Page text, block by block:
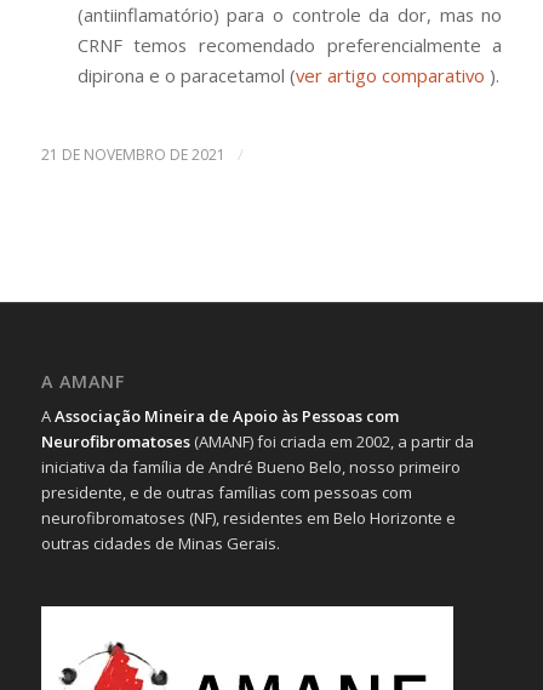
(antiinflamatório) para o controle da dor, mas no
CRNF temos recomendado preferencialmente a
dipirona e o paracetamol (ver artigo comparativo ).
21 DE NOVEMBRO DE 2021 /
A AMANF
AAssociação Mineira de Apoio às Pessoas com
Neurofibromatoses(AMANF) foi criada em 2002, a partir da
iniciativa da família de André Bueno Belo, nosso primeiro
presidente, e de outras famílias com pessoas com
neurofibromatoses (NF), residentes em Belo Horizonte e
outras cidades de Minas Gerais.